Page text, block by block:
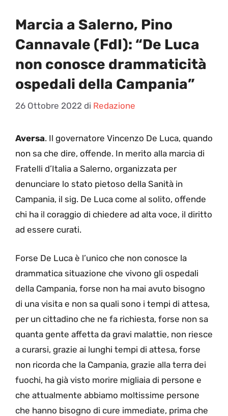
Marcia a Salerno, Pino
Cannavale (FdI): “De Luca
non conosce drammaticità
ospedali della Campania”
26 Ottobre 2022 di Redazione
Aversa. Il governatore Vincenzo De Luca, quando
non sa che dire, offende. In merito alla marcia di
Fratelli d’Italia a Salerno, organizzata per
denunciare lo stato pietoso della Sanità in
Campania, il sig. De Luca come al solito, offende
chi ha il coraggio di chiedere ad alta voce, il diritto
ad essere curati.
Forse De Luca è l’unico che non conosce la
drammatica situazione che vivono gli ospedali
della Campania, forse non ha mai avuto bisogno
di una visita e non sa quali sono i tempi di attesa,
per un cittadino che ne fa richiesta, forse non sa
quanta gente affetta da gravi malattie, non riesce
a curarsi, grazie ai lunghi tempi di attesa, forse
non ricorda che la Campania, grazie alla terra dei
fuochi, ha già visto morire migliaia di persone e
che attualmente abbiamo moltissime persone
che hanno bisogno di cure immediate, prima che